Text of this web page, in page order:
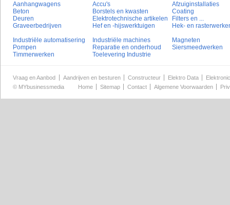
Aanhangwagens Accu's
Afzuiginstallaties
Beton
Borstels en kwasten
Coating
Deuren
Elektrotechnische artikelen
Filters en ...
Graveerbedrijven
Hef en -hijswerktuigen
Hek- en
Industriële automatisering
Industriële machines
Magneten
Pompen
Reparatie en onderhoud
Siersmeedwerken
Timmerwerken
Toelevering Industrie
Vraag en Aanbod Aandrijven en besturen Constructeur Elektro Data
© MYbusinessmedia Home Sitemap Contact Algemene Voorwaarden